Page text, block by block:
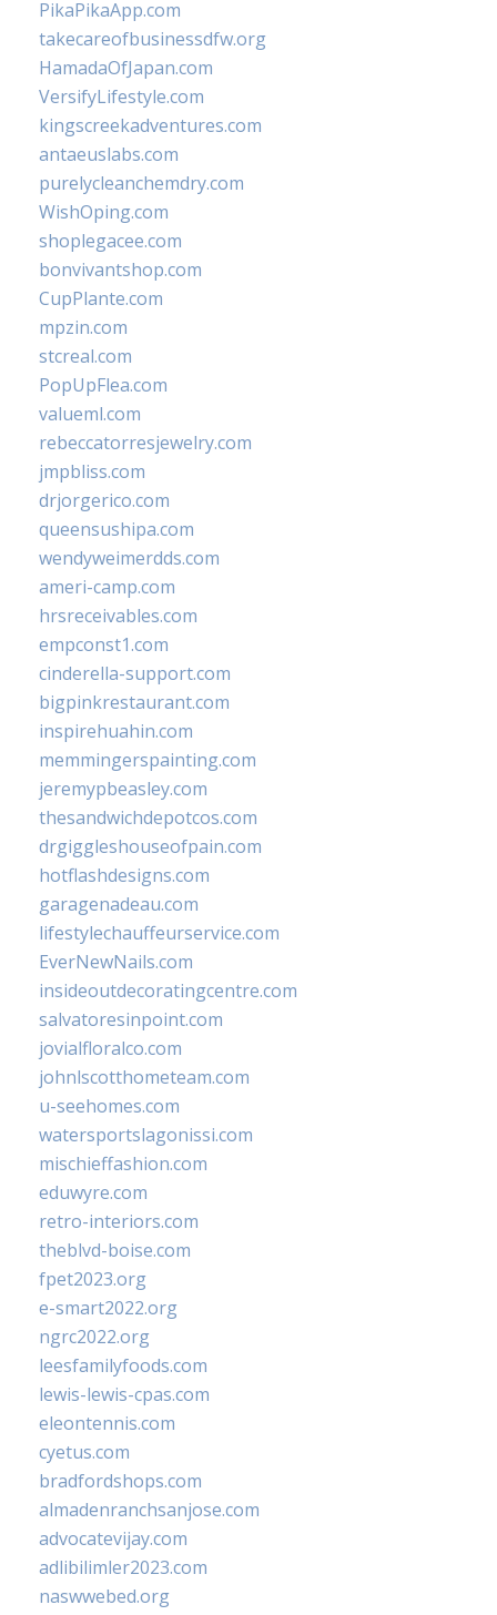
PikaPikaApp.com
takecareofbusinessdfw.org
HamadaOfJapan.com
VersifyLifestyle.com
kingscreekadventures.com
antaeuslabs.com
purelycleanchemdry.com
WishOping.com
shoplegacee.com
bonvivantshop.com
CupPlante.com
mpzin.com
stcreal.com
PopUpFlea.com
valueml.com
rebeccatorresjewelry.com
jmpbliss.com
drjorgerico.com
queensushipa.com
wendyweimerdds.com
ameri-camp.com
hrsreceivables.com
empconst1.com
cinderella-support.com
bigpinkrestaurant.com
inspirehuahin.com
memmingerspainting.com
jeremypbeasley.com
thesandwichdepotcos.com
drgiggleshouseofpain.com
hotflashdesigns.com
garagenadeau.com
lifestylechauffeurservice.com
EverNewNails.com
insideoutdecoratingcentre.com
salvatoresinpoint.com
jovialfloralco.com
johnlscotthometeam.com
u-seehomes.com
watersportslagonissi.com
mischieffashion.com
eduwyre.com
retro-interiors.com
theblvd-boise.com
fpet2023.org
e-smart2022.org
ngrc2022.org
leesfamilyfoods.com
lewis-lewis-cpas.com
eleontennis.com
cyetus.com
bradfordshops.com
almadenranchsanjose.com
advocatevijay.com
adlibilimler2023.com
naswwebed.org